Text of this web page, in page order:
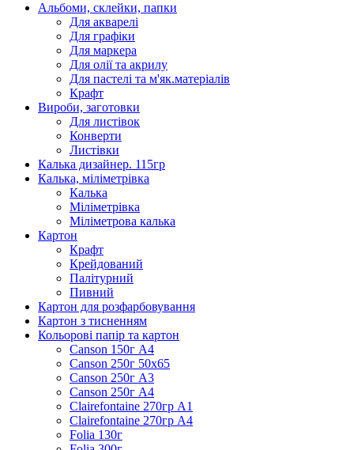
Альбоми, склейки, папки
Для акварелі
Для графіки
Для маркера
Для олії та акрилу
Для пастелі та м'як.матеріалів
Крафт
Вироби, заготовки
Для листівок
Конверти
Листівки
Калька дизайнер. 115гр
Калька, міліметрівка
Калька
Міліметрівка
Міліметрова калька
Картон
Крафт
Крейдований
Палітурний
Пивний
Картон для розфарбовування
Картон з тисненням
Кольорові папір та картон
Canson 150г А4
Canson 250г 50х65
Canson 250г А3
Canson 250г А4
Clairefontaine 270гр А1
Clairefontaine 270гр А4
Folia 130г